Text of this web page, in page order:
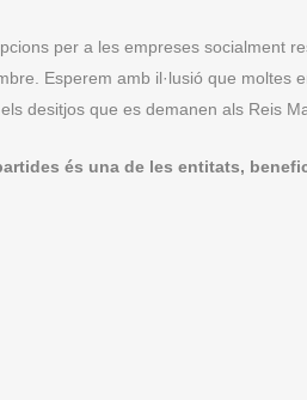
per a les empreses socialment
Esperem amb il·lusió que
desitjos que es demanen als Reis
és una de les entitats,